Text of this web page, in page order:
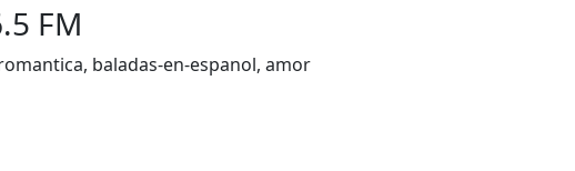
FM
baladas-en-espanol, amor